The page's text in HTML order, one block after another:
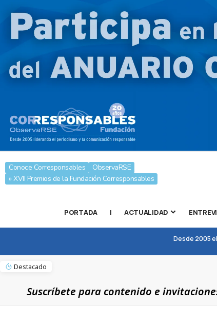
Conoce Corresponsables
ObservaRSE
» XVII Premios de la Fundación Corresponsables
PORTADA | ACTUALIDAD
Desde 2005
Destacado
Suscríbete para contenido e